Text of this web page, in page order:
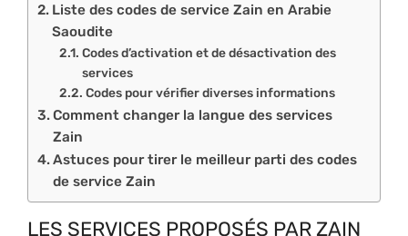
Liste des codes de service Zain en Arabie
Saoudite
Codes d’activation et de désactivation des
services
Codes pour vérifier diverses informations
Comment changer la langue des services
Zain
Astuces pour tirer le meilleur parti des codes
de service Zain
LES SERVICES PROPOSÉS PAR ZAIN